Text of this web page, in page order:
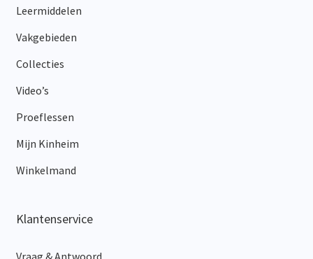
Leermiddelen
Vakgebieden
Collecties
Video’s
Proeflessen
Mijn Kinheim
Winkelmand
Klantenservice